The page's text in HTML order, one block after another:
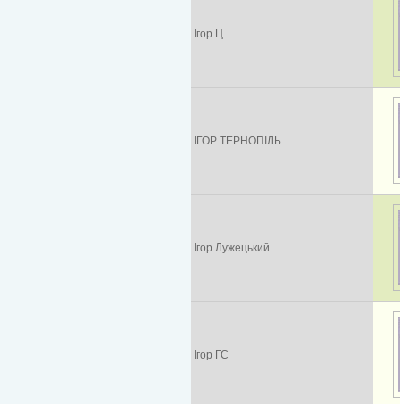
Ігор Ц
ІГОР ТЕРНОПІЛЬ
Ігор Лужецький ...
Ігор ГС